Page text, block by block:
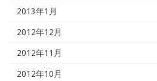
2013年1月
2012年12月
2012年11月
2012年10月